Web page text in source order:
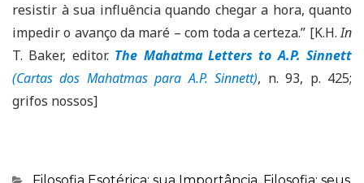
resistir à sua influência quando chegar a hora, quanto
impedir o avanço da maré – com toda a certeza.” [K.H.In
T. Baker, editor. The Mahatma Letters to A.P. Sinnett
(Cartas dos Mahatmas para A.P. Sinnett), n. 93, p. 425;
grifos nossos]
Categorias